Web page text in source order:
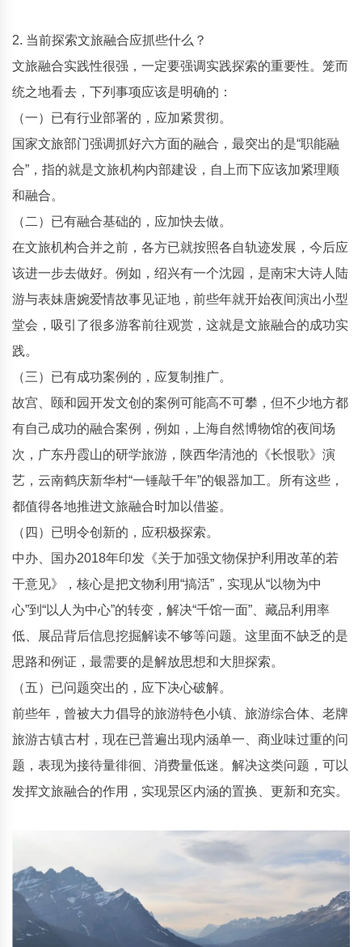
2. 当前探索文旅融合应抓些什么？
文旅融合实践性很强，一定要强调实践探索的重要性。笼而
统之地看去，下列事项应该是明确的：
（一）已有行业部署的，应加紧贯彻。
国家文旅部门强调抓好六方面的融合，最突出的是“职能融
合”，指的就是文旅机构内部建设，自上而下应该加紧理顺
和融合。
（二）已有融合基础的，应加快去做。
在文旅机构合并之前，各方已就按照各自轨迹发展，今后应
该进一步去做好。例如，绍兴有一个沈园，是南宋大诗人陆
游与表妹唐婉爱情故事见证地，前些年就开始夜间演出小型
堂会，吸引了很多游客前往观赏，这就是文旅融合的成功实
践。
（三）已有成功案例的，应复制推广。
故宫、颐和园开发文创的案例可能高不可攀，但不少地方都
有自己成功的融合案例，例如，上海自然博物馆的夜间场
次，广东丹霞山的研学旅游，陕西华清池的《长恨歌》演
艺，云南鹤庆新华村“一锤敲千年”的银器加工。所有这些，
都值得各地推进文旅融合时加以借鉴。
（四）已明令创新的，应积极探索。
中办、国办2018年印发《关于加强文物保护利用改革的若
干意见》，核心是把文物利用“搞活”，实现从“以物为中
心”到“以人为中心”的转变，解决“千馆一面”、藏品利用率
低、展品背后信息挖掘解读不够等问题。这里面不缺乏的是
思路和例证，最需要的是解放思想和大胆探索。
（五）已问题突出的，应下决心破解。
前些年，曾被大力倡导的旅游特色小镇、旅游综合体、老牌
旅游古镇古村，现在已普遍出现内涵单一、商业味过重的问
题，表现为接待量徘徊、消费量低迷。解决这类问题，可以
发挥文旅融合的作用，实现景区内涵的置换、更新和充实。